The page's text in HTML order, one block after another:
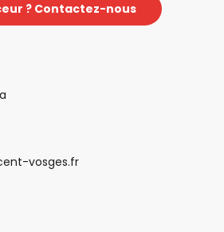
? Contactez-nous
vosges.fr